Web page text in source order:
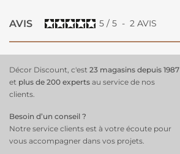
AVIS 5 / 5 - 2 AVIS
Décor Discount, c'est 23 magasins depuis 1987
et plus de 200 experts au service de nos
clients.
Besoin d’un conseil ?
Notre service clients est à votre écoute pour
vous accompagner dans vos projets.